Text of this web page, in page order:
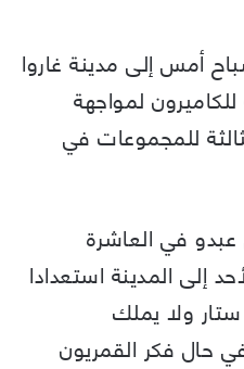
أمس إلى مدينة غاروا
لمواجهة
للمجموعات في
في العاشرة
إلى المدينة استعدادا
ولا يملك
في حال فكر القمريون